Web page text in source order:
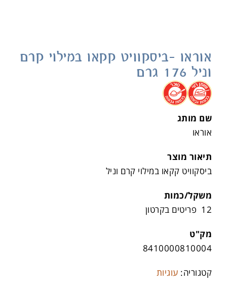
אוראו -ביסקוויט קקאו במילוי קרם
וניל 176 גרם
.
.
שם מותג
אוראו
תיאור מוצר
ביסקוויט קקאו במילוי קרם וניל
משקל/כמות
12 פריטים בקרטון
מק"ט
8410000810004
קטגוריה: עוגיות